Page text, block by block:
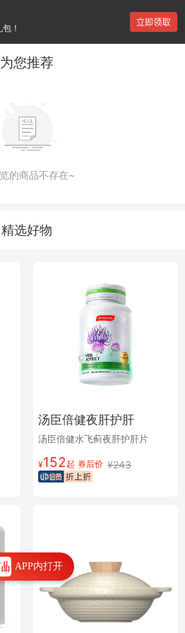
！
为您推荐
的商品不存在~
精选好物
汤臣倍健夜肝护肝
汤臣倍健水飞蓟夜肝护肝片
¥152 起 券后价 ¥243
APP内打开